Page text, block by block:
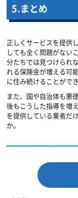
5.まとめ
正しくサービスを提供
しても全く問題がない
分たちでは見つけられ
れる保険金が増える可
に住み続けることがで
また、国や自治体も悪
後もこうした指導を増
を提供している業者だ
か。